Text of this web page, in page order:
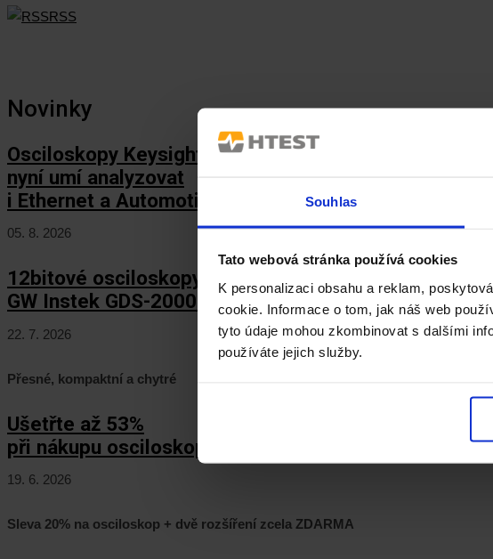
Souhlas
Tato webová stránka používá cookies
K personalizaci obsahu a reklam,
cookie. Informace o tom, jak náš web
tyto údaje mohou zkombinovat s dalšími
používáte jejich služby.
RSS
Novinky
Osciloskopy Keysight HD3
nyní umí analyzovat
i Ethernet a Automotive Ethernet!
05. 8. 2026
12bitové osciloskopy
GW Instek GDS-2000HD/HG
22. 7. 2026
Přesné, kompaktní a chytré
Ušetřte až 53%
při nákupu osciloskopů Keysight HD3!
19. 6. 2026
Sleva 20% na osciloskop + dvě rozšíření zcela ZDARMA